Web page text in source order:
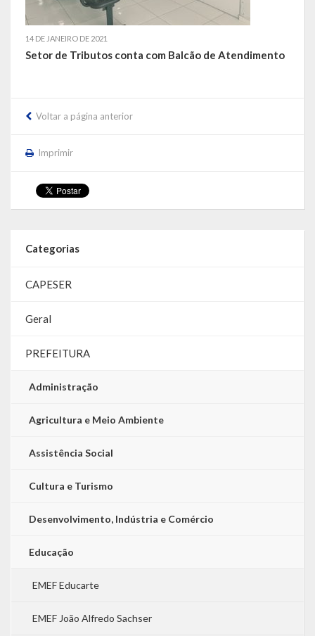
ATOS NORMATIVOS
LEIS ORDINÁRIAS
Conselhos Municipais
Regulamentos
Planos
Concursos
LDO – Lei de Diretrizes Orçamentárias
Acesso à Informação
14 DE JANEIRO DE 2021
Setor de Tributos conta com Balcão de Atendimento
Voltar a página anterior
Imprimir
Categorias
CAPESER
Geral
PREFEITURA
Administração
Agricultura e Meio Ambiente
Assistência Social
Cultura e Turismo
Desenvolvimento, Indústria e Comércio
Educação
EMEF Educarte
EMEF João Alfredo Sachser